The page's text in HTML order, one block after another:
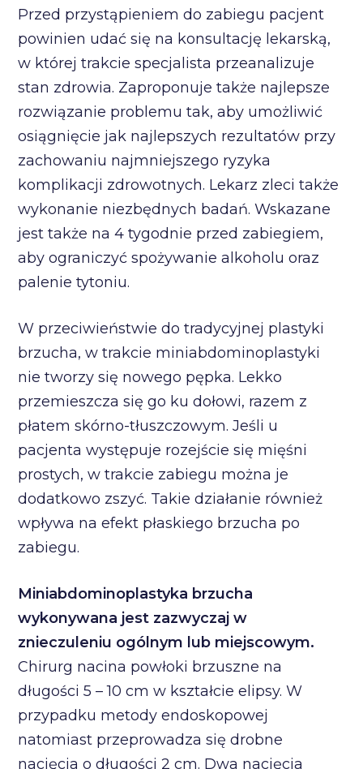
Przed przystąpieniem do zabiegu pacjent
powinien udać się na konsultację lekarską,
w której trakcie specjalista przeanalizuje
stan zdrowia. Zaproponuje także najlepsze
rozwiązanie problemu tak, aby umożliwić
osiągnięcie jak najlepszych rezultatów przy
zachowaniu najmniejszego ryzyka
komplikacji zdrowotnych. Lekarz zleci także
wykonanie niezbędnych badań. Wskazane
jest także na 4 tygodnie przed zabiegiem,
aby ograniczyć spożywanie alkoholu oraz
palenie tytoniu.
W przeciwieństwie do tradycyjnej plastyki
brzucha, w trakcie miniabdominoplastyki
nie tworzy się nowego pępka. Lekko
przemieszcza się go ku dołowi, razem z
płatem skórno-tłuszczowym. Jeśli u
pacjenta występuje rozejście się mięśni
prostych, w trakcie zabiegu można je
dodatkowo zszyć. Takie działanie również
wpływa na efekt płaskiego brzucha po
zabiegu.
Miniabdominoplastyka brzucha
wykonywana jest zazwyczaj w
znieczuleniu ogólnym lub miejscowym.
Chirurg nacina powłoki brzuszne na
długości 5 – 10 cm w kształcie elipsy. W
przypadku metody endoskopowej
natomiast przeprowadza się drobne
nacięcia o długości 2 cm. Dwa nacięcia